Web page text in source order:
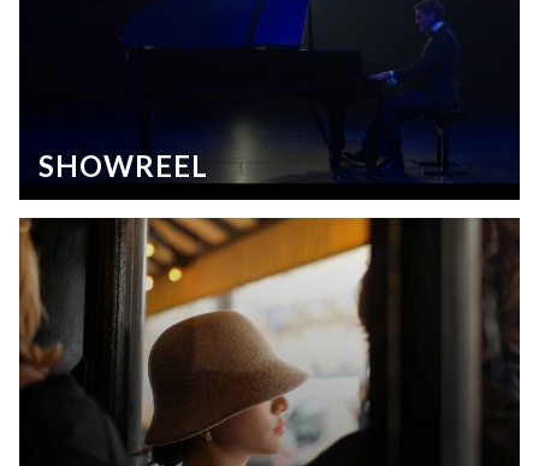
SHOWREEL